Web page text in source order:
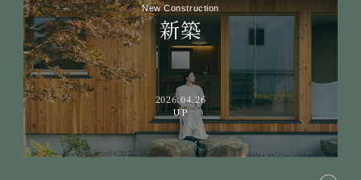
New Construction
新築
2026.04.26
UP